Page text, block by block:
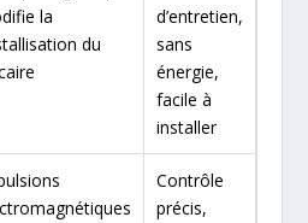
la
du
d’entretien,
sans
énergie,
facile à
installer
Contrôle
précis,